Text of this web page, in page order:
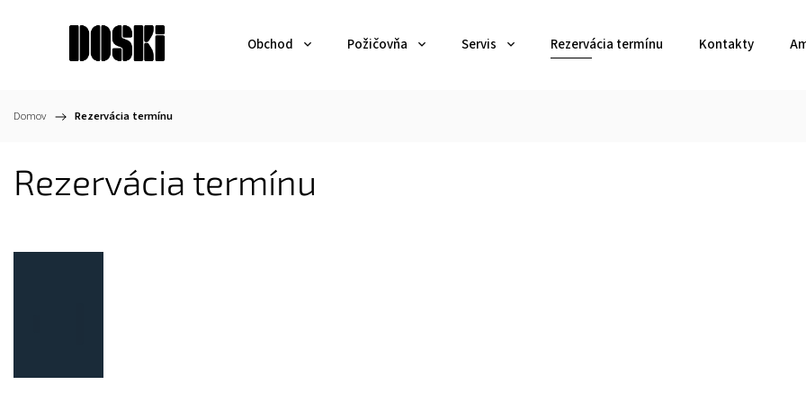
Obchod Požičovňa Servis Rezervácia termínu Kontakty
Domov / Rezervácia termínu
Rezervácia termínu